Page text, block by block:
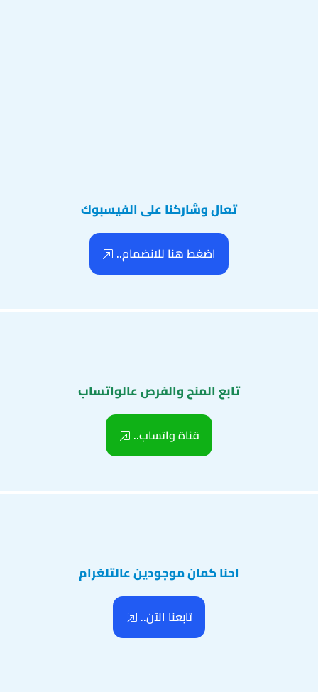
تعال وشاركنا على الفيسبوك
اضغط هنا للانضمام..
تابع المنح والفرص عالواتساب
قناة واتساب..
احنا كمان موجودين عالتلغرام
تابعنا الآن..